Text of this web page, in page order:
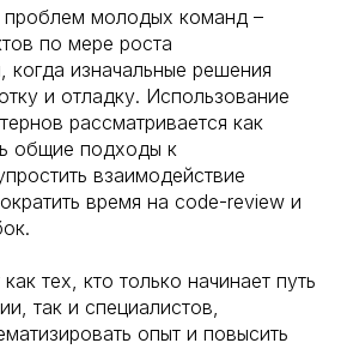
молодых команд –
по мере роста
когда изначальные решения
и отладку. Использование
рассматривается как
общие подходы к
взаимодействие
время на code-review и
тех, кто только начинает путь
так и специалистов,
опыт и повысить